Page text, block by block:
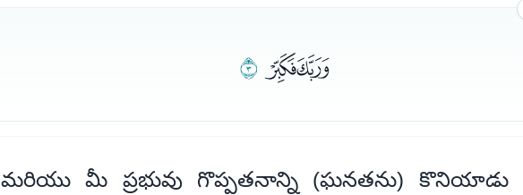
ﮰﮱﯓ
మరియు మీ ప్రభువు గొప్పతనాన్ని (ఘనతను)